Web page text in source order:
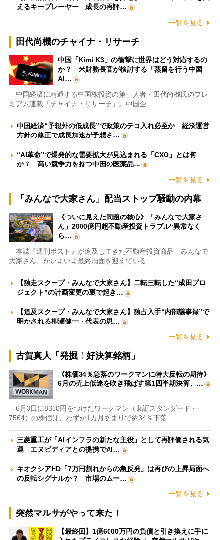
えるキープレーヤー 成長の再評…
一覧を見る
田代尚機のチャイナ・リサーチ
中国「Kimi K3」の衝撃に世界はどう対応するの
か？ 米財務長官が検討する「蒸留を行う中国
AI…
中国経済に精通する中国株投資の第一人者・田代尚機氏のプレ
ミアム連載「チャイナ・リサーチ」。中国企…
中国経済“予想外の低成長”で政策のテコ入れ必至か 経済運営
方針の修正で成長加速が予想さ…
“AI革命”で爆発的な需要拡大が見込まれる「CXO」とは何
か？ 高い競争力を持つ中国の医薬品…
一覧を見る
「みんなで大家さん」配当ストップ騒動の内幕
《ついに見えた問題の核心》「みんなで大家さ
ん」2000億円超不動産投資トラブル“異常なく
ら…
本誌『週刊ポスト』が追及してきた不動産投資商品「みんなで
大家さん」がいよいよ最終局面を迎えている…
【独走スクープ・みんなで大家さん】二転三転した“成田プロ
ジェクト”の計画変更の裏で起き…
【追及スクープ・みんなで大家さん】独占入手“内部議事録”で
明かされる柳瀬健一・代表の思…
一覧を見る
古賀真人「発掘！好決算銘柄」
《株価34％急落のワークマンに特大反転の期待》
6月の売上低迷を吹き飛ばす第1四半期決算、…
6月3日に8330円をつけたワークマン（東証スタンダード・
7564）の株価は、わずか1カ月あまりで約34％下落…
三菱重工が「AIインフラの新たな主役」として再評価される気
運 エヌビディアとの提携でAI…
キオクシアHD「7万円割れからの急反発」は再びの上昇局面へ
の反転シグナルか？ 市場のムー…
一覧を見る
突然マルサがやって来た！
【最終回】1億6000万円の負債と引き換えに手に